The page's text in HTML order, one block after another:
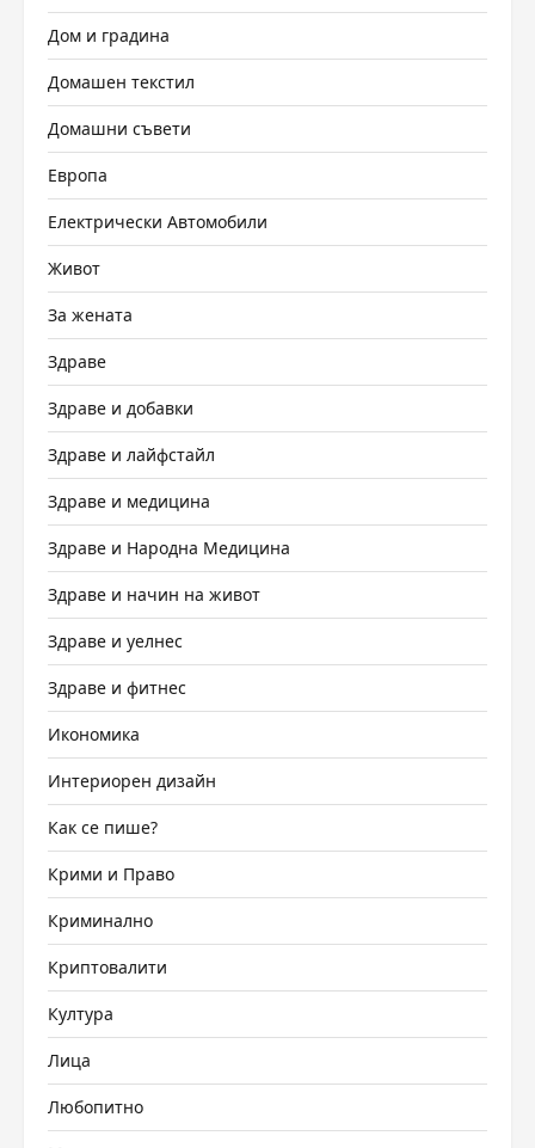
Дом и градина
Домашен текстил
Домашни съвети
Европа
Електрически Автомобили
Живот
За жената
Здраве
Здраве и добавки
Здраве и лайфстайл
Здраве и медицина
Здраве и Народна Медицина
Здраве и начин на живот
Здраве и уелнес
Здраве и фитнес
Икономика
Интериорен дизайн
Как се пише?
Крими и Право
Криминално
Криптовалити
Култура
Лица
Любопитно